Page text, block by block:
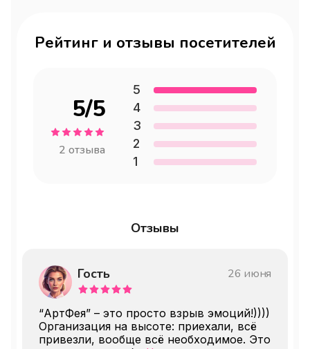
Воскресенье
Рейтинг и отзывы посетителей
5/5
2 отзыва
5
4
3
2
1
Отзывы
Гость 26 июня
“АртФея” – это просто взрыв эмоций!))))
Организация на высоте: приехали, всё
привезли, вообще всё необходимое. Это